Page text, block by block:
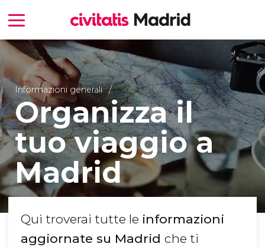
Informazioni generali
Organizza il
tuo viaggio a
Madrid
Qui troverai tutte le informazioni
aggiornate su Madrid che ti